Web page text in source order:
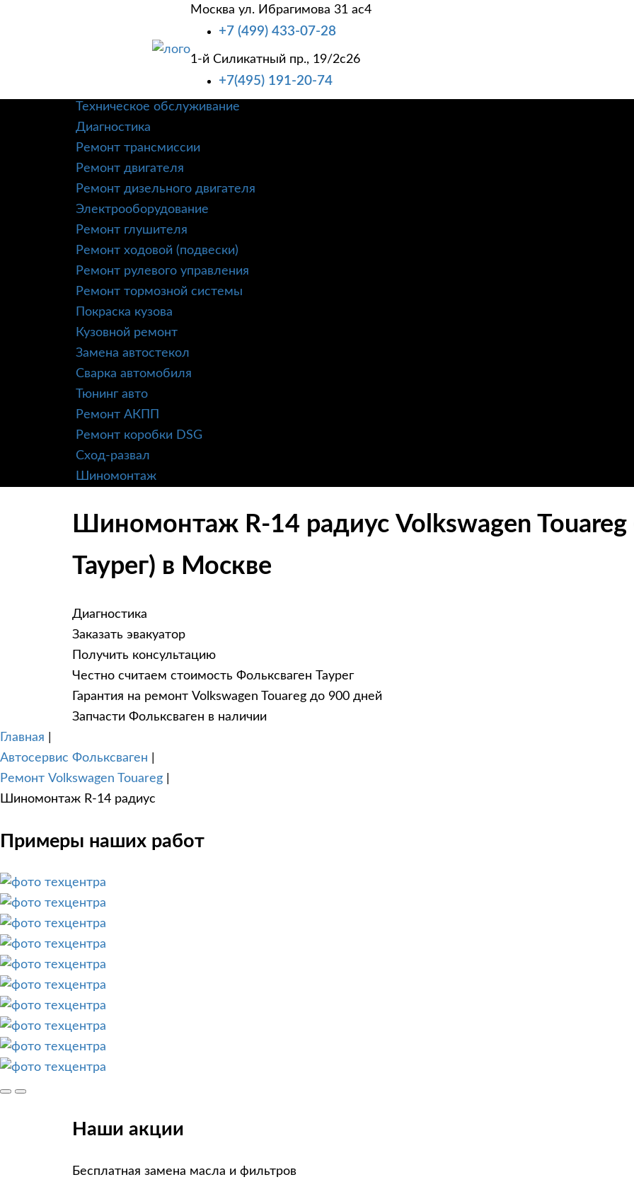
Москва ул. Ибрагимова 31 ас4
+7 (499) 433-07-28
1-й Силикатный пр., 19/2с26
+7(495) 191-20-74
КОРПОРАТИВНЫМ КЛИЕНТАМ
Техническое обслуживание
Диагностика
Ремонт трансмиссии
Ремонт двигателя
Ремонт дизельного двигателя
Электрооборудование
Ремонт глушителя
Ремонт ходовой (подвески)
Ремонт рулевого управления
Ремонт тормозной системы
Покраска кузова
Кузовной ремонт
Замена автостекол
Сварка автомобиля
Тюнинг авто
Ремонт АКПП
Ремонт коробки DSG
Сход-развал
Шиномонтаж
Шиномонтаж R-14 радиус Volkswagen Touareg
Таурег) в Москве
Диагностика
Заказать эвакуатор
Получить консультацию
Честно считаем стоимость Фольксваген Таурег
Гарантия на ремонт Volkswagen Touareg до 900 дней
Запчасти Фольксваген в наличии
Главная
Автосервис Фольксваген
Ремонт Volkswagen Touareg
Шиномонтаж R-14 радиус
Примеры наших работ
Наши акции
Бесплатная замена масла и фильтров